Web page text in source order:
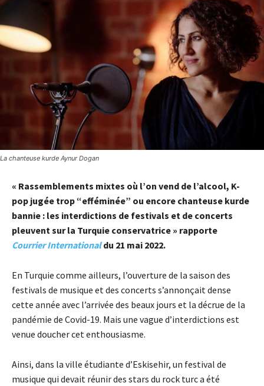
La chanteuse kurde Aynur Dogan
« Rassemblements mixtes où l’on vend de l’alcool, K-
pop jugée trop “efféminée” ou encore chanteuse kurde
bannie : les interdictions de festivals et de concerts
pleuvent sur la Turquie conservatrice » rapporte
Courrier International du 21 mai 2022.
En Turquie comme ailleurs, l’ouverture de la saison des
festivals de musique et des concerts s’annonçait dense
cette année avec l’arrivée des beaux jours et la décrue de la
pandémie de Covid-19. Mais une vague d’interdictions est
venue doucher cet enthousiasme.
Ainsi, dans la ville étudiante d’Eskisehir, un festival de
musique qui devait réunir des stars du rock turc a été